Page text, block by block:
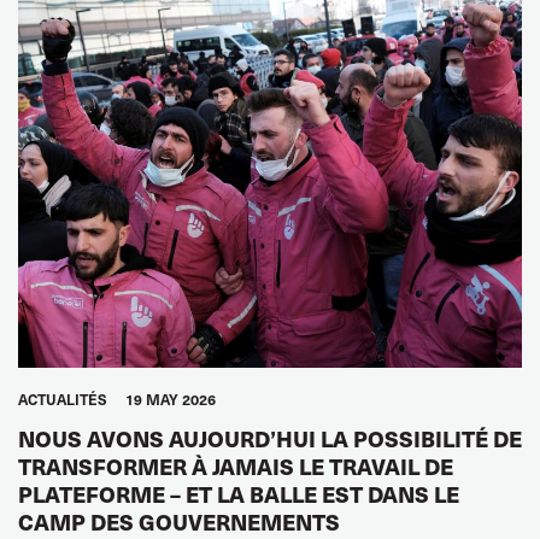
ACTUALITÉS 19 MAY 2026
NOUS AVONS AUJOURD’HUI LA POSSIBILITÉ DE
TRANSFORMER À JAMAIS LE TRAVAIL DE
PLATEFORME – ET LA BALLE EST DANS LE
CAMP DES GOUVERNEMENTS